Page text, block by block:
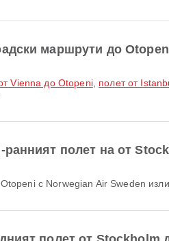
маршрути до
Vienna до Otopeni, полет от
ранният полет на от
с Norwegian Air Sweden